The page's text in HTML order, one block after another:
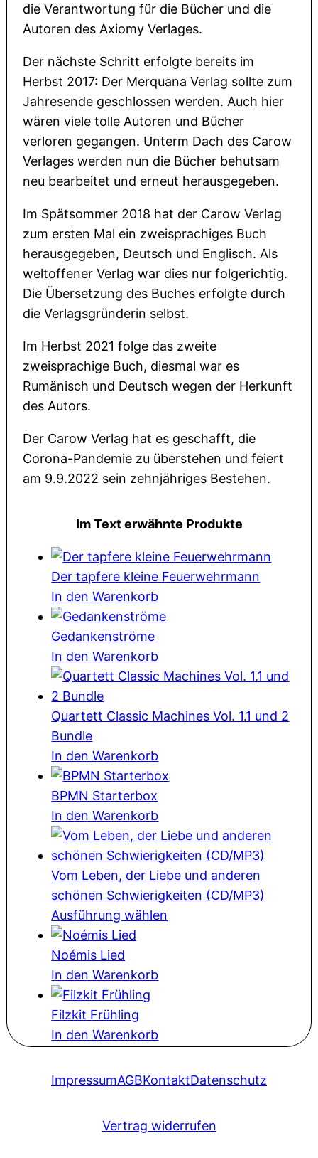
die Verantwortung für die Bücher und die
Autoren des Axiomy Verlages.
Der nächste Schritt erfolgte bereits im
Herbst 2017: Der Merquana Verlag sollte zum
Jahresende geschlossen werden. Auch hier
wären viele tolle Autoren und Bücher
verloren gegangen. Unterm Dach des Carow
Verlages werden nun die Bücher behutsam
neu bearbeitet und erneut herausgegeben.
Im Spätsommer 2018 hat der Carow Verlag
zum ersten Mal ein zweisprachiges Buch
herausgegeben, Deutsch und Englisch. Als
weltoffener Verlag war dies nur folgerichtig.
Die Übersetzung des Buches erfolgte durch
die Verlagsgründerin selbst.
Im Herbst 2021 folge das zweite
zweisprachige Buch, diesmal war es
Rumänisch und Deutsch wegen der Herkunft
des Autors.
Der Carow Verlag hat es geschafft, die
Corona-Pandemie zu überstehen und feiert
am 9.9.2022 sein zehnjähriges Bestehen.
Im Text erwähnte Produkte
Der tapfere kleine Feuerwehrmann
In den Warenkorb
Gedankenströme
In den Warenkorb
Quartett Classic Machines Vol. 1.1 und 2
Bundle
In den Warenkorb
BPMN Starterbox
In den Warenkorb
Vom Leben, der Liebe und anderen
schönen Schwierigkeiten (CD/MP3)
Ausführung wählen
Noémis Lied
In den Warenkorb
Filzkit Frühling
In den Warenkorb
ImpressumAGBKontaktDatenschutz
Vertrag widerrufen